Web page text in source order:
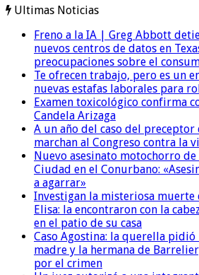
Ultimas Noticias
Freno a la IA | Greg Abbott
nuevos centros de datos en
preocupaciones sobre el
Te ofrecen trabajo, pero es un
nuevas estafas laborales para
Examen toxicológico confirma
Candela Arizaga
A un año del caso del
marchan al Congreso contra la
Nuevo asesinato motochorro
Ciudad en el Conurbano:
a agarrar»
Investigan la misteriosa muerte
Elisa: la encontraron con la
en el patio de su casa
Caso Agostina: la querella
madre y la hermana de
por el crimen